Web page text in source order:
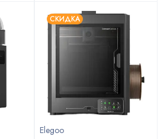
СКИДКА
Elegoo